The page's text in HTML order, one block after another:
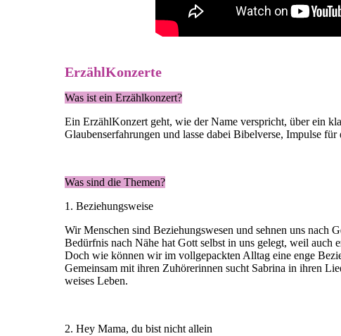
ErzählKonzerte
Was ist ein Erzählkonzert?
Ein ErzählKonzert geht, wie der Name verspricht, über ein
Glaubenserfahrungen und lasse dabei Bibelverse, Impulse
Was sind die Themen?
1. Beziehungsweise
Wir Menschen sind Beziehungswesen und sehnen uns nach
Bedürfnis nach Nähe hat Gott selbst in uns gelegt, weil auch
Doch wie können wir im vollgepackten Alltag eine enge
Gemeinsam mit ihren Zuhörerinnen sucht Sabrina in ihren
weises Leben.
2. Hey Mama, du bist nicht allein